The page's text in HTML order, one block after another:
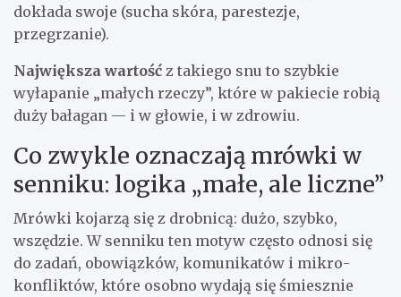
dokłada swoje (sucha skóra, parestezje,
przegrzanie).
Największa wartość z takiego snu to szybkie
wyłapanie „małych rzeczy”, które w pakiecie robią
duży bałagan — i w głowie, i w zdrowiu.
Co zwykle oznaczają mrówki w
senniku: logika „małe, ale liczne”
Mrówki kojarzą się z drobnicą: dużo, szybko,
wszędzie. W senniku ten motyw często odnosi się
do zadań, obowiązków, komunikatów i mikro-
konfliktów, które osobno wydają się śmiesznie